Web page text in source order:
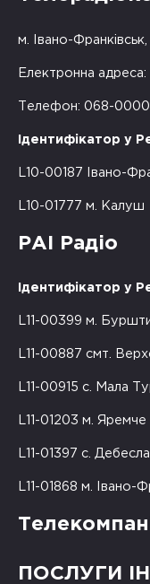
м. Івано-
Електронна адреса:
Телефон: 068-
Ідентифікатор у
L10-00187 Івано-
L10-01777 м. Калуш
РАІ Радіо
Ідентифікатор у
L11-00399 м.
L11-00887 смт.
L11-00915 с. Мала
L11-01203 м. Яремче
L11-01397 с.
L11-01868 м. Івано-
ПОСЛУГИ